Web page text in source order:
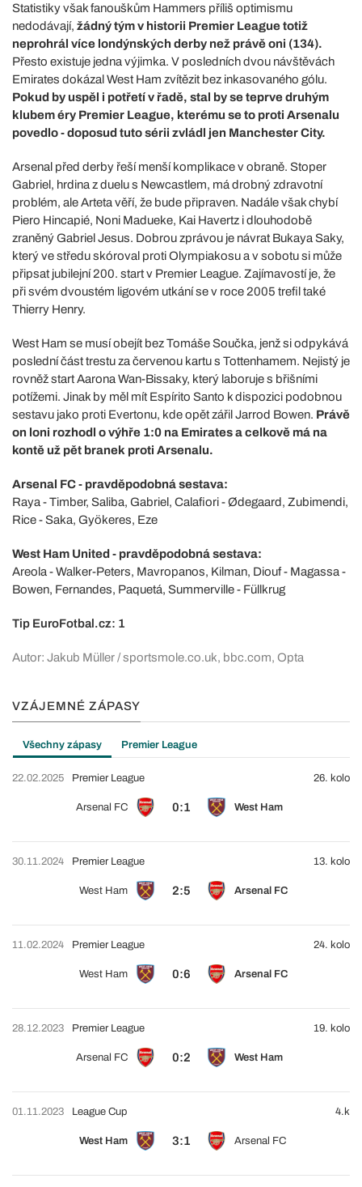
Statistiky však fanouškům Hammers příliš optimismu
nedodávají, žádný tým v historii Premier League totiž
neprohrál více londýnských derby než právě oni (134).
Přesto existuje jedna výjimka. V posledních dvou návštěvách
Emirates dokázal West Ham zvítězit bez inkasovaného gólu.
Pokud by uspěl i potřetí v řadě, stal by se teprve druhým
klubem éry Premier League, kterému se to proti Arsenalu
povedlo - doposud tuto sérii zvládl jen Manchester City.
Arsenal před derby řeší menší komplikace v obraně. Stoper
Gabriel, hrdina z duelu s Newcastlem, má drobný zdravotní
problém, ale Arteta věří, že bude připraven. Nadále však chybí
Piero Hincapié, Noni Madueke, Kai Havertz i dlouhodobě
zraněný Gabriel Jesus. Dobrou zprávou je návrat Bukaya Saky,
který ve středu skóroval proti Olympiakosu a v sobotu si může
připsat jubilejní 200. start v Premier League. Zajímavostí je, že
při svém dvoustém ligovém utkání se v roce 2005 trefil také
Thierry Henry.
West Ham se musí obejít bez Tomáše Součka, jenž si odpykává
poslední část trestu za červenou kartu s Tottenhamem. Nejistý je
rovněž start Aarona Wan-Bissaky, který laboruje s břišními
potížemi. Jinak by měl mít Espírito Santo k dispozici podobnou
sestavu jako proti Evertonu, kde opět zářil Jarrod Bowen. Právě
on loni rozhodl o výhře 1:0 na Emirates a celkově má na
kontě už pět branek proti Arsenalu.
Arsenal FC - pravděpodobná sestava:
Raya - Timber, Saliba, Gabriel, Calafiori - Ødegaard, Zubimendi,
Rice - Saka, Gyökeres, Eze
West Ham United - pravděpodobná sestava:
Areola - Walker-Peters, Mavropanos, Kilman, Diouf - Magassa -
Bowen, Fernandes, Paquetá, Summerville - Füllkrug
Tip EuroFotbal.cz: 1
Autor: Jakub Müller / sportsmole.co.uk, bbc.com, Opta
VZÁJEMNÉ ZÁPASY
Všechny zápasy Premier League
22.02.2025
Arsenal FC 0:1 West Ham
Premier League 26. kolo
30.11.2024
West Ham 2:5 Arsenal FC
Premier League 13. kolo
11.02.2024
West Ham 0:6 Arsenal FC
Premier League 24. kolo
28.12.2023
Arsenal FC 0:2 West Ham
Premier League 19. kolo
01.11.2023
West Ham 3:1 Arsenal FC
League Cup 4.k